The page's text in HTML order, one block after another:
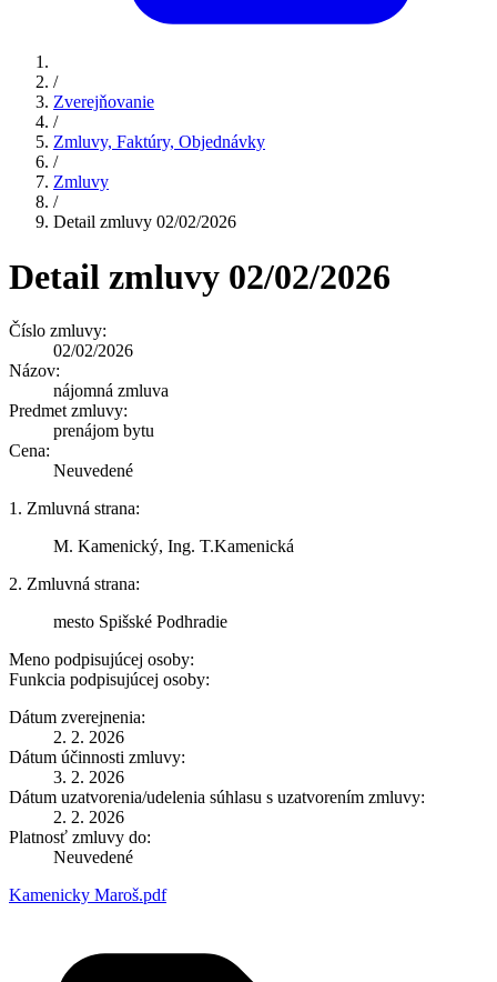
/
Zverejňovanie
/
Zmluvy, Faktúry, Objednávky
/
Zmluvy
/
Detail zmluvy 02/02/2026
Detail zmluvy 02/02/2026
Číslo zmluvy:
02/02/2026
Názov:
nájomná zmluva
Predmet zmluvy:
prenájom bytu
Cena:
Neuvedené
1. Zmluvná strana:
M. Kamenický, Ing. T.Kamenická
2. Zmluvná strana:
mesto Spišské Podhradie
Meno podpisujúcej osoby:
Funkcia podpisujúcej osoby:
Dátum zverejnenia:
2. 2. 2026
Dátum účinnosti zmluvy:
3. 2. 2026
Dátum uzatvorenia/udelenia súhlasu s uzatvorením zmluvy:
2. 2. 2026
Platnosť zmluvy do:
Neuvedené
Kamenicky Maroš.pdf